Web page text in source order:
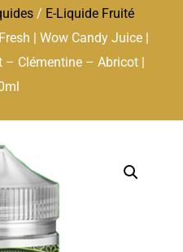
/ E-Liquide Fruité
| Wow Candy Juice |
– Clémentine – Abricot |